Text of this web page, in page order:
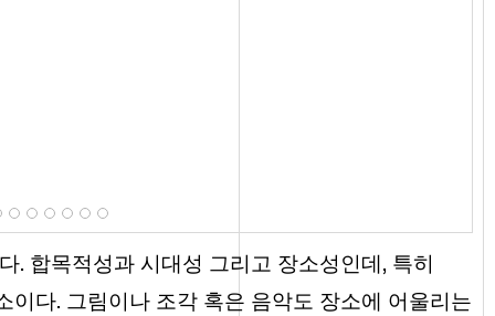
. 합목적성과 시대성 그리고 장소성인데, 특히
다. 그림이나 조각 혹은 음악도 장소에 어울리는